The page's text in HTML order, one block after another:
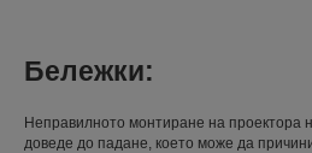
Бележки:
Неправилното монтиране на проектора
доведе до падане, което може да